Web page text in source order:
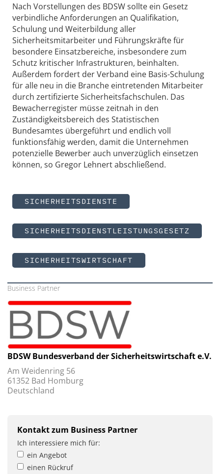
Nach Vorstellungen des BDSW sollte ein Gesetz
verbindliche Anforderungen an Qualifikation,
Schulung und Weiterbildung aller
Sicherheitsmitarbeiter und Führungskräfte für
besondere Einsatzbereiche, insbesondere zum
Schutz kritischer Infrastrukturen, beinhalten.
Außerdem fordert der Verband eine Basis-Schulung
für alle neu in die Branche eintretenden Mitarbeiter
durch zertifizierte Sicherheitsfachschulen. Das
Bewacherregister müsse zeitnah in den
Zuständigkeitsbereich des Statistischen
Bundesamtes übergeführt und endlich voll
funktionsfähig werden, damit die Unternehmen
potenzielle Bewerber auch unverzüglich einsetzen
können, so Gregor Lehnert abschließend.
SICHERHEITSDIENSTE
SICHERHEITSDIENSTLEISTUNGSGESETZ
SICHERHEITSWIRTSCHAFT
Business Partner
BDSW Bundesverband der Sicherheitswirtschaft e.V.
Am Weidenring 56
61352 Bad Homburg
Deutschland
Kontakt zum Business Partner
Ich interessiere mich für:
ein Angebot
einen Rückruf